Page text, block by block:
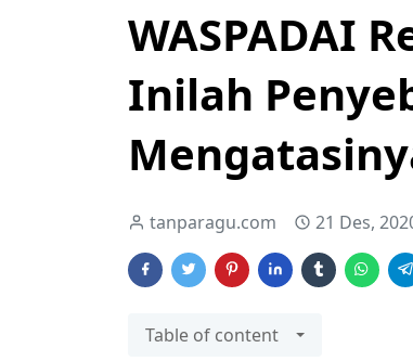
WASPADAI
Inilah
tanparagu.com 21 Des,
Table of content